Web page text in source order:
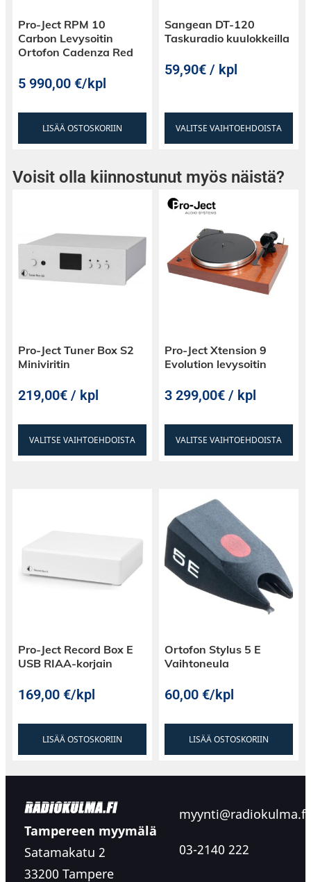
Pro-Ject RPM 10
Carbon Levysoitin
Ortofon Cadenza Red
5 990,00€/kpl
LISÄÄ OSTOSKORIIN
Sangean DT-120
Taskuradio kuulokkeilla
59,90€ / kpl
VALITSE VAIHTOEHDOISTA
Voisit olla kiinnostunut myös näistä?
Pro-Ject Tuner Box S2
Miniviritin
219,00€ / kpl
VALITSE VAIHTOEHDOISTA
Pro-Ject Xtension 9
Evolution levysoitin
3 299,00€ / kpl
VALITSE VAIHTOEHDOISTA
Pro-Ject Record Box E
USB RIAA-korjain
169,00€/kpl
LISÄÄ OSTOSKORIIN
Ortofon Stylus 5 E
Vaihtoneula
60,00€/kpl
LISÄÄ OSTOSKORIIN
Tampereen myymälä
Satamakatu 2
33200 Tampere
myynti@radiokulma.fi
03-2140 222